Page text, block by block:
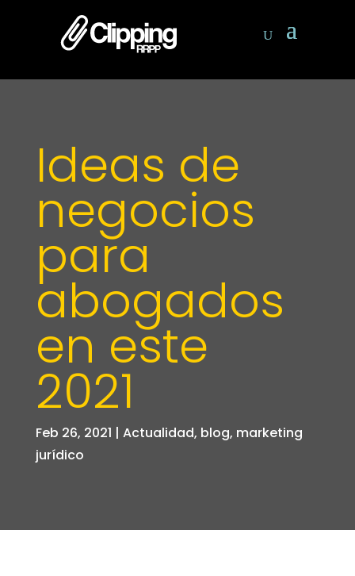
Ideas de
negocios
para
abogados
en este
2021
Feb 26, 2021 | Actualidad, blog, marketing
jurídico